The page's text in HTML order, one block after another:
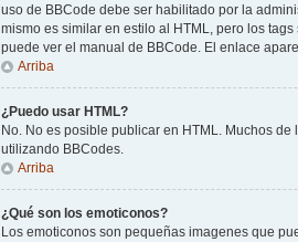
uso de BBCode debe ser habilitado por la
mismo es similar en estilo al HTML, pero los
puede ver el manual de BBCode. El enlace
Arriba
¿Puedo usar HTML?
No. No es posible publicar en HTML. Muchos
utilizando BBCodes.
Arriba
¿Qué son los emoticonos?
Los emoticonos son pequeñas imagenes que